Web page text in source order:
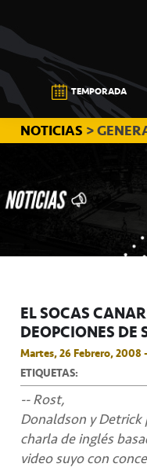
a
la
navegación
principal
al
contenido
principal
a
la
barra
lateral
principal
CB
CANARIAS
TEMPORADA
NOTICIAS >
EL SOCAS
DEOPCIONES DE
Martes, 26 Febrero, 2008
ETIQUETAS:
-- Rost,
Donaldson y
charla de inglés
video suyo con